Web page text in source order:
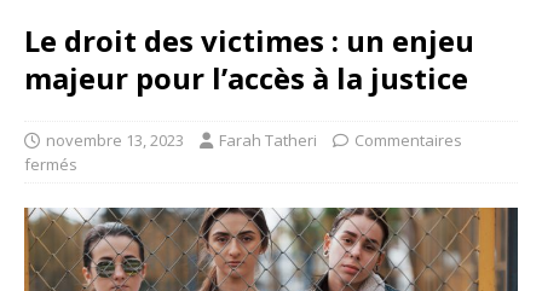
Le droit des victimes : un enjeu
majeur pour l’accès à la justice
novembre 13, 2023 Farah Tatheri
Commentaires
fermés